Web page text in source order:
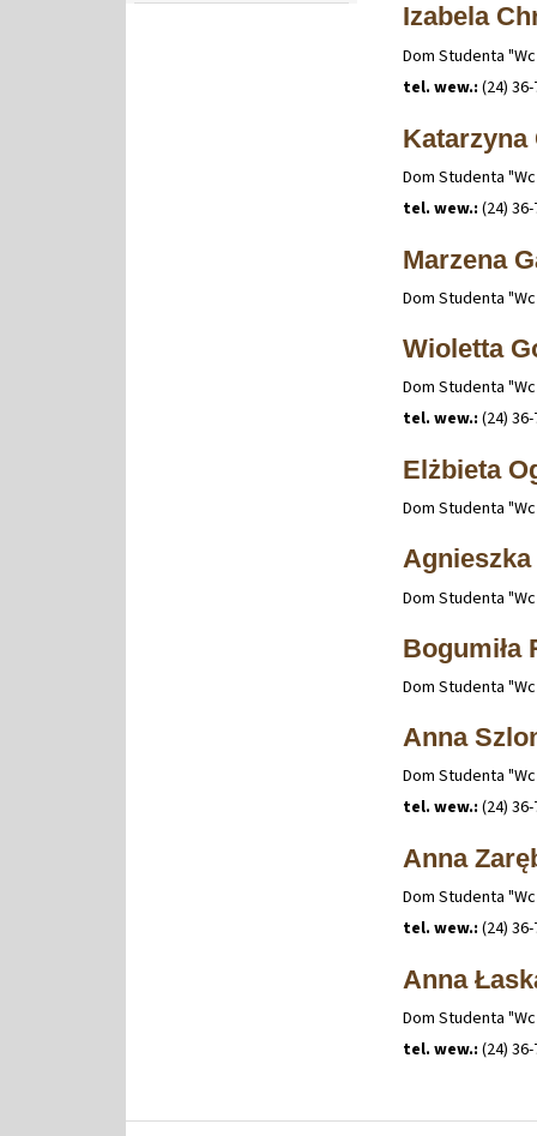
Izabela
Dom Studenta
tel. wew.: (24)
Katarzyna
Dom Studenta
tel. wew.: (24)
Marzena
Dom Studenta
Wioletta
Dom Studenta
tel. wew.: (24)
Elżbieta
Dom Studenta
Dom Studenta
Bogumiła
Dom Studenta
Anna
Dom Studenta
tel. wew.: (24)
Anna
Dom Studenta
tel. wew.: (24)
Anna
Dom Studenta
tel. wew.: (24)